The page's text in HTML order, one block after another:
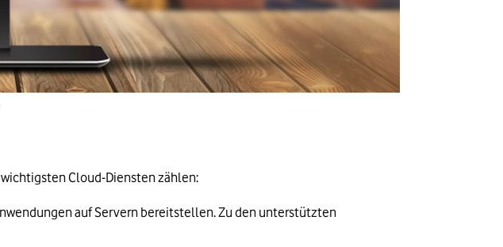
Cloud-Diensten zählen:
auf Servern bereitstellen. Zu den unterstützten